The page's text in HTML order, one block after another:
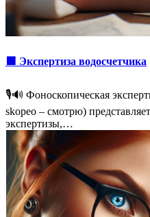
🟩 Экспертиза водосчетчика
🎙️🔊 Фоноскопическая
skopeo – смотрю)
экспертизы,…